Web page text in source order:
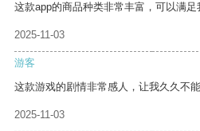
这款app的商品种类非常丰富，可以满足
2025-11-03
游客
这款游戏的剧情非常感人，让我久久不能
2025-11-03